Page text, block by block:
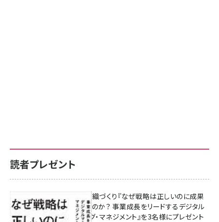
読者プレゼント
成果を生む組織づくり『なぜ戦略は正しいのに成果
があがらないのか？ 事業成長をリードするデジタル
マーケティング・マネジメント』を3名様にプレゼント